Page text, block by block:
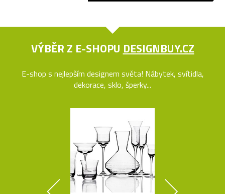
VÝBĚR Z E-SHOPU DESIGNBUY.CZ
E-shop s nejlepším designem světa! Nábytek, svítidla,
dekorace, sklo, šperky...